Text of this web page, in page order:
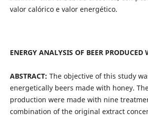
valor calórico e valor energético.
ENERGY ANALYSIS OF BEER
ABSTRACT: The objective of this study
energetically beers made with honey.
production were made with nine
combination of the original extract